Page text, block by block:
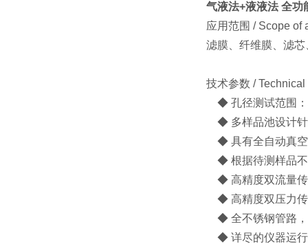
气液法+液液法 全功
应用范围 / Scope of
滤膜、纤维膜、滤
技术参数 /
◆ 孔径测试范围：
◆ 多样品池设计针
◆ 具有全自动真空
◆ 根据待测样品不
◆ 高精度双流量传
◆ 高精度双压力传
◆ 全不锈钢管路，
◆ 详尽的仪器运行